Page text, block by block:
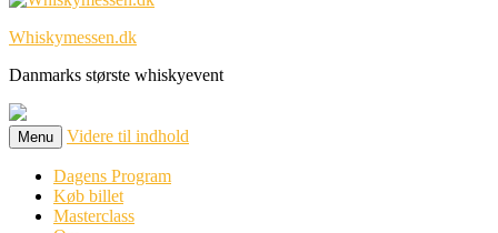
Whiskymessen.dk
Danmarks største whiskyevent
Menu Videre til indhold
Dagens Program
Køb billet
Masterclass